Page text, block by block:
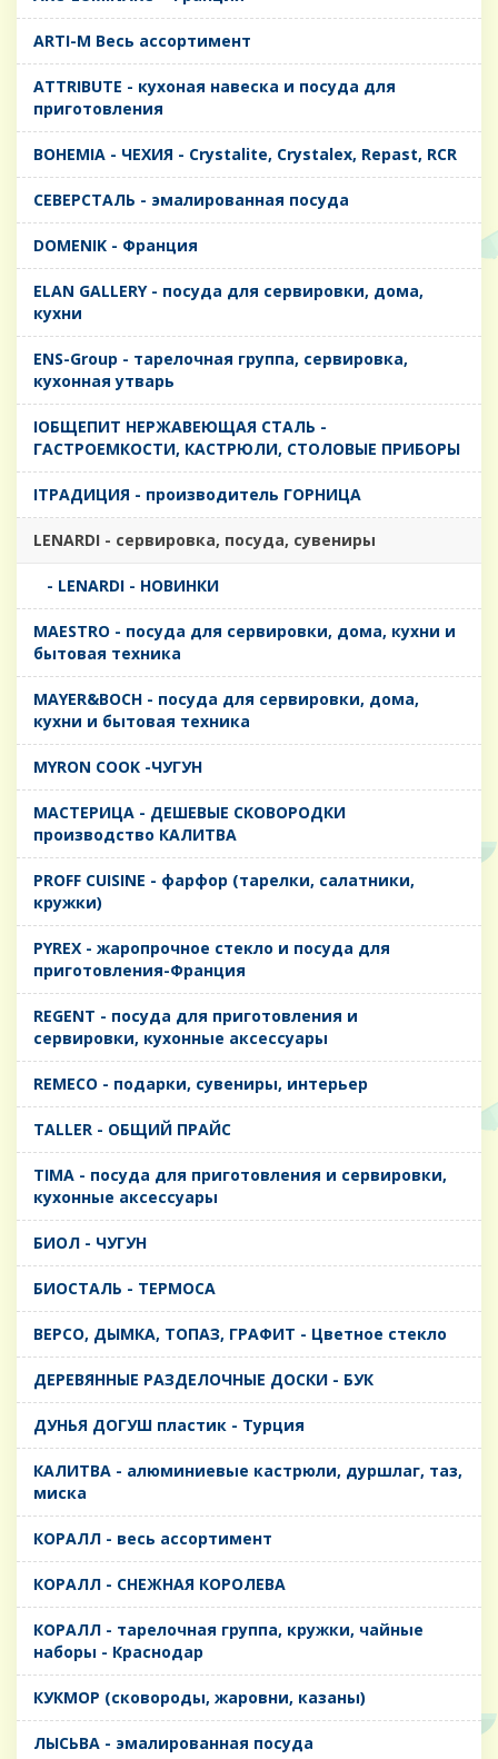
ARTI-M Весь ассортимент
ATTRIBUTE - кухоная навеска и посуда для
приготовления
BOHEMIA - ЧЕХИЯ - Crystalite, Crystalex, Repast, RCR
CЕВЕРСТАЛЬ - эмалированная посуда
DOMENIK - Франция
ELAN GALLERY - посуда для сервировки, дома,
кухни
ENS-Group - тарелочная группа, сервировка,
кухонная утварь
IОБЩЕПИТ НЕРЖАВЕЮЩАЯ СТАЛЬ -
ГАСТРОЕМКОСТИ, КАСТРЮЛИ, СТОЛОВЫЕ ПРИБОРЫ
IТРАДИЦИЯ - производитель ГОРНИЦА
LENARDI - сервировка, посуда, сувениры
- LENARDI - НОВИНКИ
MAESTRO - посуда для сервировки, дома, кухни и
бытовая техника
MAYER&BOCH - посуда для сервировки, дома,
кухни и бытовая техника
MYRON COOK -ЧУГУН
MАСТЕРИЦА - ДЕШЕВЫЕ СКОВОРОДКИ
производство КАЛИТВА
PROFF CUISINE - фарфор (тарелки, салатники,
кружки)
PYREX - жаропрочное стекло и посуда для
приготовления-Франция
REGENT - посуда для приготовления и
сервировки, кухонные аксессуары
REMECO - подарки, сувениры, интерьер
TALLER - ОБЩИЙ ПРАЙС
TIMA - посуда для приготовления и сервировки,
кухонные аксессуары
БИОЛ - ЧУГУН
БИОСТАЛЬ - ТЕРМОСА
ВЕРСО, ДЫМКА, ТОПАЗ, ГРАФИТ - Цветное стекло
ДЕРЕВЯННЫЕ РАЗДЕЛОЧНЫЕ ДОСКИ - БУК
ДУНЬЯ ДОГУШ пластик - Турция
КАЛИТВА - алюминиевые кастрюли, дуршлаг, таз,
миска
КОРАЛЛ - весь ассортимент
КОРАЛЛ - СНЕЖНАЯ КОРОЛЕВА
КОРАЛЛ - тарелочная группа, кружки, чайные
наборы - Краснодар
КУКМОР (сковороды, жаровни, казаны)
ЛЫСЬВА - эмалированная посуда